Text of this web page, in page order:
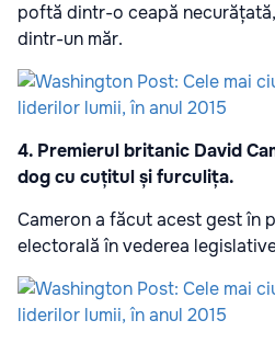
poftă dintr-o ceapă
dintr-un măr.
4. Premierul britanic David
dog cu cuțitul și furculița.
Cameron a făcut acest gest în
electorală în vederea